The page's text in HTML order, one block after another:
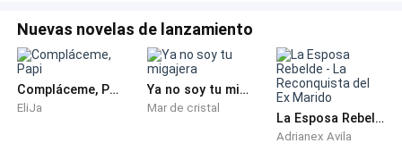
para ti, ¿De acuerdo?- La alentó y reconfortó
Al llegar a casa, vió a su madre rebosante de felicidad,
pero no le dijo nada ni le hizo preguntas. Lo que temía
era que Carlos dijera lo que había ocurrido y que
Nuevas novelas de lanzamiento
Compláceme, Papi
EliJa
Ya no soy tu migajera
Mar de cristal
La Esposa Rebelde - La Reconquista del Ex Marido
Adrianex Avila